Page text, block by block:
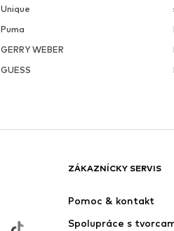
Unique
Puma
GERRY WEBER
GUESS
ZÁKAZNÍCKY SERVIS
Pomoc & kontakt
Spolupráce s